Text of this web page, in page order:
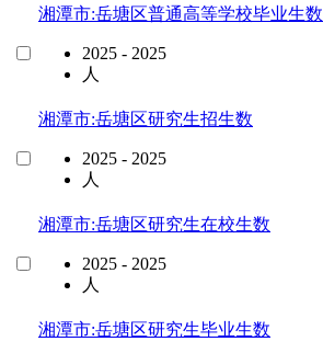
湘潭市:岳塘区普通高等学校毕业生数
2025 - 2025
人
湘潭市:岳塘区研究生招生数
2025 - 2025
人
湘潭市:岳塘区研究生在校生数
2025 - 2025
人
湘潭市:岳塘区研究生毕业生数